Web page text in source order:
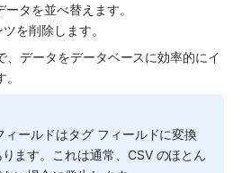
タを並べ替えます。
を削除します。
、データをデータベースに効率的にイ
ィールドはタグ フィールドに変換
ます。これは通常、CSV のほとん